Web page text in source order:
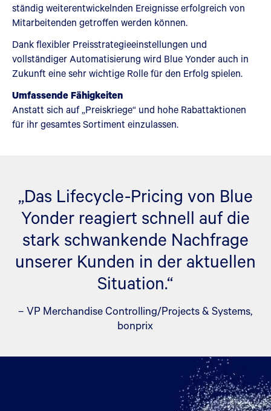
ständig weiterentwickelnden Ereignisse erfolgreich von
Mitarbeitenden getroffen werden können.
Dank flexibler Preisstrategieeinstellungen und
vollständiger Automatisierung wird Blue Yonder auch in
Zukunft eine sehr wichtige Rolle für den Erfolg spielen.
Umfassende Fähigkeiten
Anstatt sich auf „Preiskriege“ und hohe Rabattaktionen
für ihr gesamtes Sortiment einzulassen.
„Das Lifecycle-Pricing von Blue
Yonder reagiert schnell auf die
stark schwankende Nachfrage
unserer Kunden in der aktuellen
Situation.“
– VP Merchandise Controlling/Projects & Systems,
bonprix